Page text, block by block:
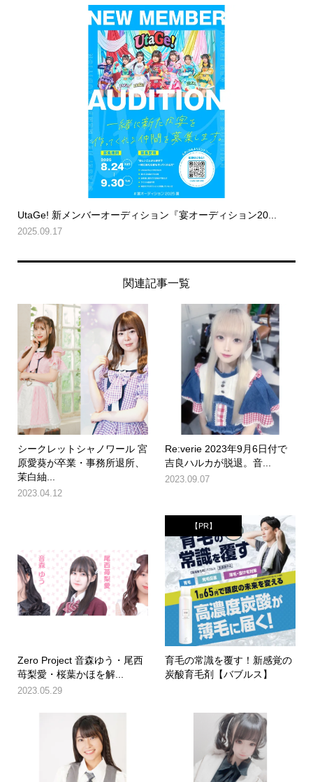
UtaGe! 新メンバーオーディション『宴オーディション20...
2025.09.17
関連記事一覧
シークレットシャノワール 宮
原愛葵が卒業・事務所退所、
茉白紬...
2023.04.12
Re:verie 2023年9月6日付で
吉良ハルカが脱退。音...
2023.09.07
Zero Project 音森ゆう・尾西
苺梨愛・桜葉かほを解...
2023.05.29
【PR】
育毛の常識を覆す！新感覚の
炭酸育毛剤【バブルス】